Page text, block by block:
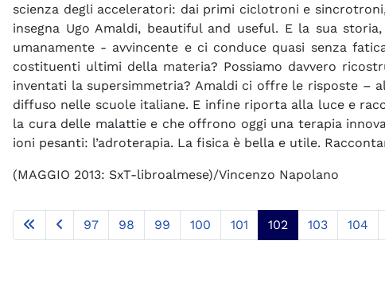
scienza degli acceleratori: dai primi ciclotroni e
insegna Ugo Amaldi, beautiful and useful. E la sua
umanamente - avvincente e ci conduce quasi senza
costituenti ultimi della materia? Possiamo davvero
inventati la supersimmetria? Amaldi ci offre le risposte –
diffuso nelle scuole italiane. E infine riporta alla luce e
la cura delle malattie e che offrono oggi una terapia
ioni pesanti: l’adroterapia. La fisica è bella e utile.
(MAGGIO 2013: SxT-libroalmese)/Vincenzo Napolano
97 98 99 100 101 102 103 104